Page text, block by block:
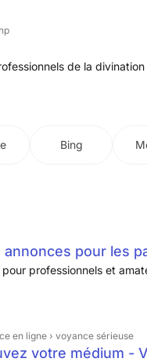
sur notre groupe Chat
de la divination
Bing
pour les
professionnels et
en ligne › voyance sérieuse
votre médium -